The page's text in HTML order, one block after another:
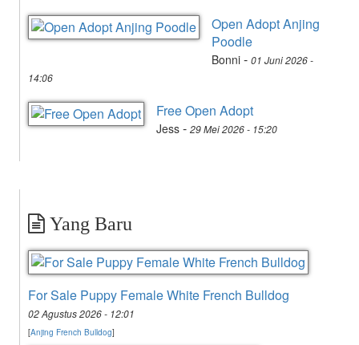
Open Adopt Anjing
Poodle
Bonni - 01 Juni 2026 -
14:06
Free Open Adopt
Jess - 29 Mei 2026 - 15:20
Yang Baru
For Sale Puppy Female White French Bulldog
02 Agustus 2026 - 12:01
[Anjing French Bulldog]